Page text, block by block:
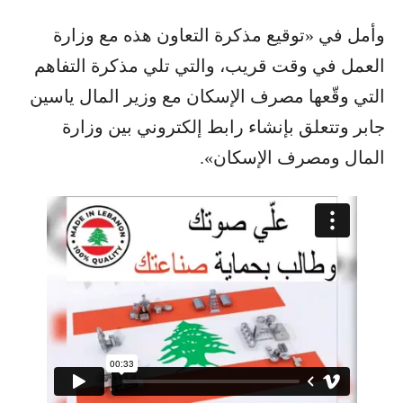
وأمل في «توقيع مذكرة التعاون هذه مع وزارة
العمل في وقت قريب، والتي تلي مذكرة التفاهم
التي وقّعها مصرف الإسكان مع وزير المال ياسين
جابر وتتعلق بإنشاء رابط إلكتروني بين وزارة
المال ومصرف الإسكان».